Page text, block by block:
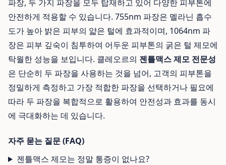
파장, 두 가지 파장을 모두 탑재하고 있어 다양한 피부톤에
안전하게 적용할 수 있습니다. 755nm 파장은 멜라닌 흡수
도가 높아 밝은 피부의 얇은 털에 효과적이며, 1064nm 파
장은 피부 깊숙이 침투하여 어두운 피부톤의 굵은 털 제모에
탁월한 성능을 보입니다. 클레오르의 젠틀맥스 제모 전문성
은 단순히 두 파장을 사용하는 것을 넘어, 고객의 피부톤을
정밀하게 측정하고 가장 적합한 파장을 선택하거나 필요에
따라 두 파장을 복합적으로 활용하여 안전성과 효과를 동시
에 극대화하는 데 있습니다.
자주 묻는 질문 (FAQ)
젠틀맥스 제모는 정말 통증이 없나요?